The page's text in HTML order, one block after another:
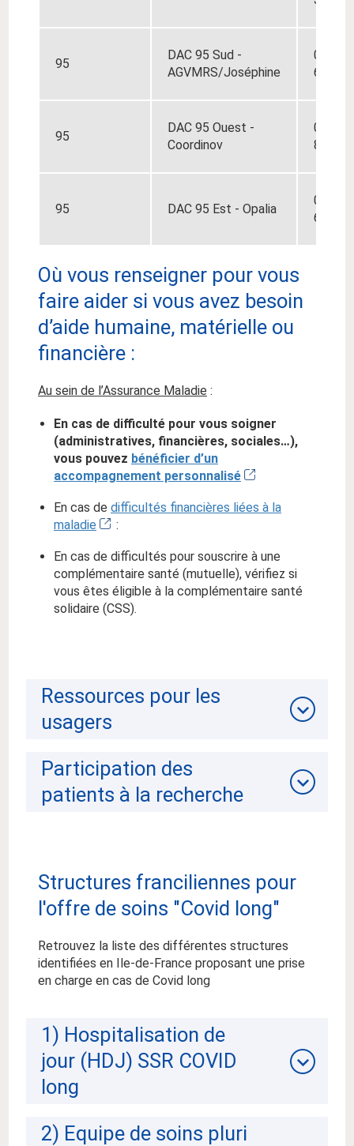
95
DAC 95 Sud -
AGVMRS/Joséphine
01 34
62
95
DAC 95 Ouest -
Coordinov
01 30
85
95 DAC 95 Est - Opalia
01 34
63
Où vous renseigner pour vous
faire aider si vous avez besoin
d’aide humaine, matérielle ou
financière :
Au sein de l’Assurance Maladie :
En cas de difficulté pour vous soigner
(administratives, financières, sociales…),
vous pouvez bénéficier d’un
accompagnement personnalisé
En cas de difficultés financières liées à la
maladie
:
En cas de difficultés pour souscrire à une
complémentaire santé (mutuelle), vérifiez si
vous êtes éligible à la complémentaire santé
solidaire (CSS).
Ressources pour les
usagers
Participation des
patients à la recherche
Structures franciliennes pour
l'offre de soins "Covid long"
Retrouvez la liste des différentes structures
identifiées en Ile-de-France proposant une prise
en charge en cas de Covid long
1) Hospitalisation de
jour (HDJ) SSR COVID
long
2) Equipe de soins pluri